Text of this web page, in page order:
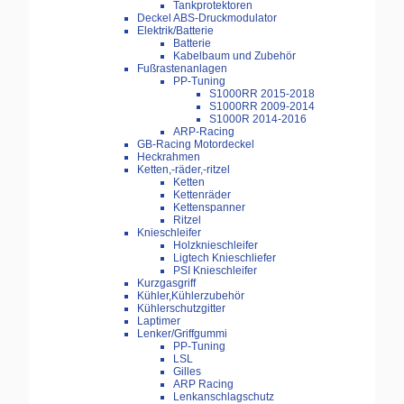
Tankprotektoren
Deckel ABS-Druckmodulator
Elektrik/Batterie
Batterie
Kabelbaum und Zubehör
Fußrastenanlagen
PP-Tuning
S1000RR 2015-2018
S1000RR 2009-2014
S1000R 2014-2016
ARP-Racing
GB-Racing Motordeckel
Heckrahmen
Ketten,-räder,-ritzel
Ketten
Kettenräder
Kettenspanner
Ritzel
Knieschleifer
Holzknieschleifer
Ligtech Knieschliefer
PSI Knieschleifer
Kurzgasgriff
Kühler,Kühlerzubehör
Kühlerschutzgitter
Laptimer
Lenker/Griffgummi
PP-Tuning
LSL
Gilles
ARP Racing
Lenkanschlagschutz